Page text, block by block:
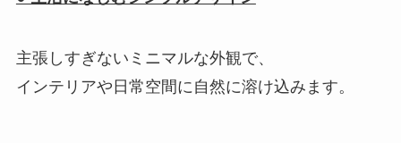
主張しすぎないミニマルな外観で、
インテリアや日常空間に自然に溶け込みます。